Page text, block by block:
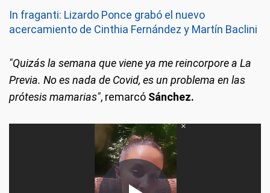
In fraganti: Lizardo Ponce grabó el nuevo
acercamiento de Cinthia Fernández y Martín Baclini
"Quizás la semana que viene ya me reincorpore a La
Previa. No es nada de Covid, es un problema en las
prótesis mamarias", remarcó Sánchez.